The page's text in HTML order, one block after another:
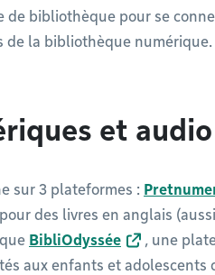
de bibliothèque pour se
de la bibliothèque numérique.
et audio
sur 3 plateformes :
pour des livres en anglais
BibliOdyssée
, une
aux enfants et adolescents